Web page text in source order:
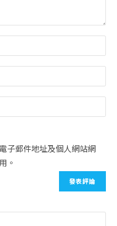
子郵件地址及個人網站網
。